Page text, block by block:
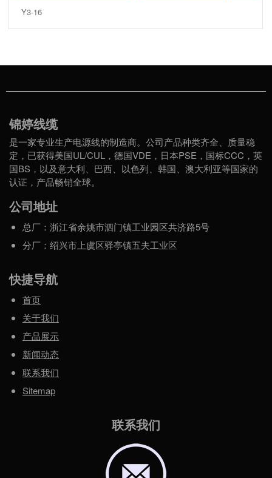
Y3-16
锦婷线缆
是一家专业生产电源线的制造商。公司产品种类齐全、质量稳
定，已获得美国UL/CUL，德国VDE，日本PSE，国标CCC，英
国BS，以及意大利、巴西、以色列、韩国、澳大利亚等国家的
认证，产品畅销全球。
公司地址
总厂：浙江省余姚市泗门镇工业园区共济路5号
分厂：绍兴市上虞区驿亭镇五夫工业区
快捷导航
首页
关于我们
产品展示
新闻动态
联系我们
Sitemap
联系我们